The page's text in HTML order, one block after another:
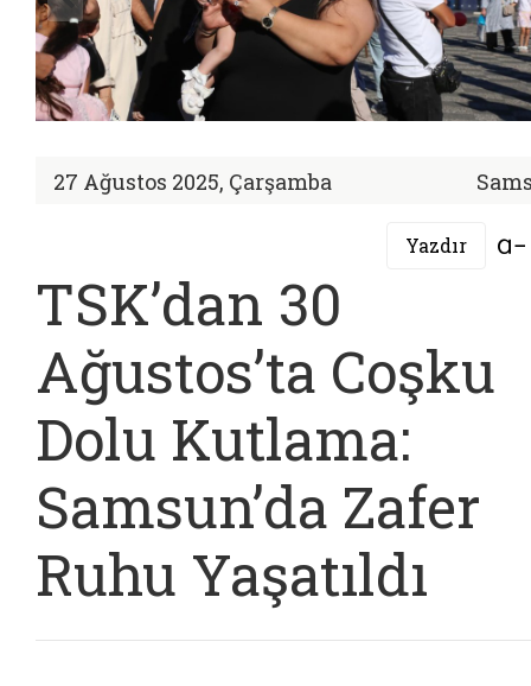
27 Ağustos 2025, Çarşamba
Yazdır
TSK’dan 30
Ağustos’ta Coşku
Dolu Kutlama:
Samsun’da Zafer
Ruhu Yaşatıldı